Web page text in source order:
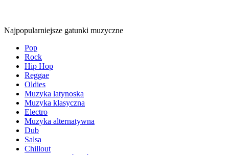
Najpopularniejsze gatunki muzyczne
Pop
Rock
Hip Hop
Reggae
Oldies
Muzyka latynoska
Muzyka klasyczna
Electro
Muzyka alternatywna
Dub
Salsa
Chillout